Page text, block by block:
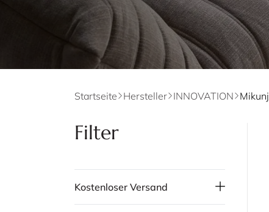
Startseite Hersteller INNOVATION
Filter
Kostenloser Versand